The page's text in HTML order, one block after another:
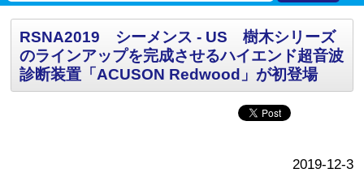
RSNA2019 シーメンス - US 樹木シリーズ
のラインアップを完成させるハイエンド超音波
診断装置「ACUSON Redwood」が初登場
2019-12-3